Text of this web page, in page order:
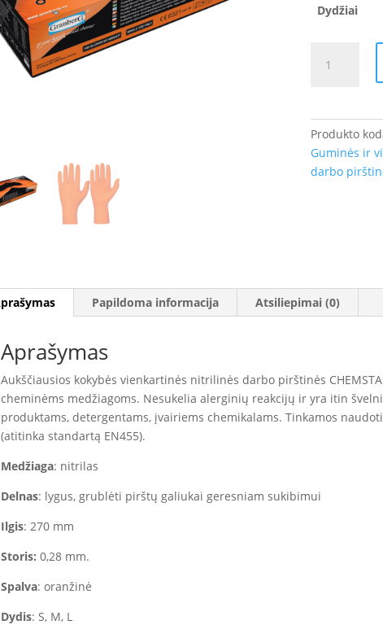
Dydžiai
kiekis:
Vienkartinės
CHEMSTAR,
chemikalų
Produkto
Guminės ir
darbo
Papildoma informacija Atsiliepimai (0)
Aprašymas
Aukščiausios kokybės vienkartinės nitrilinės darbo pirštinės
cheminėms medžiagoms. Nesukelia alerginių reakcijų ir yra itin
produktams, detergentams, įvairiems chemikalams. Tinkamos
(atitinka standartą EN455).
Medžiaga: nitrilas
Delnas: lygus, grublėti pirštų galiukai geresniam sukibimui
Ilgis: 270 mm
Storis: 0,28 mm.
Spalva: oranžinė
Dydis: S, M, L